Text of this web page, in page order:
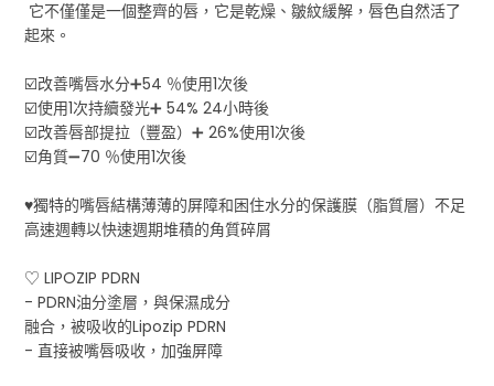
它不僅僅是一個整齊的唇，它是乾燥、皺紋緩解，唇色自然活了
起來。
☑️改善嘴唇水分➕54 ％使用1次後
☑️使用1次持續發光➕ 54% 24小時後
☑️改善唇部提拉（豐盈）➕ 26%使用1次後
☑️角質➖70 ％使用1次後
♥獨特的嘴唇結構薄薄的屏障和困住水分的保護膜（脂質層）不足
高速週轉以快速週期堆積的角質碎屑
♡ LIPOZIP PDRN
- PDRN油分塗層，與保濕成分
融合，被吸收的Lipozip PDRN
- 直接被嘴唇吸收，加強屏障